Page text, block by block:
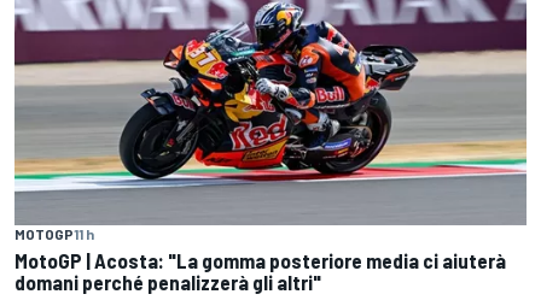
MOTOGP11 h
MotoGP | Acosta: "La gomma posteriore media ci aiuterà
domani perché penalizzerà gli altri"